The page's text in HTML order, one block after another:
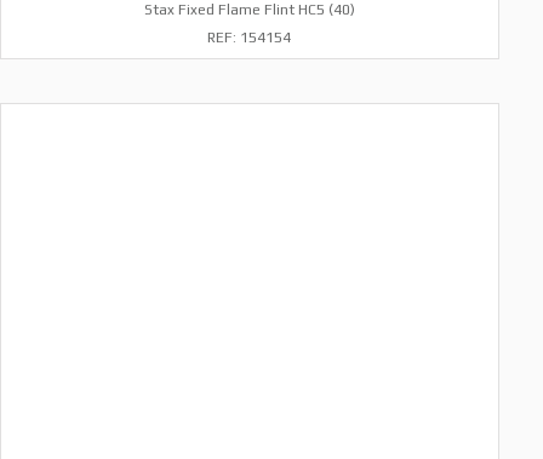
Stax Fixed Flame Flint HC5 (40)
REF: 154154